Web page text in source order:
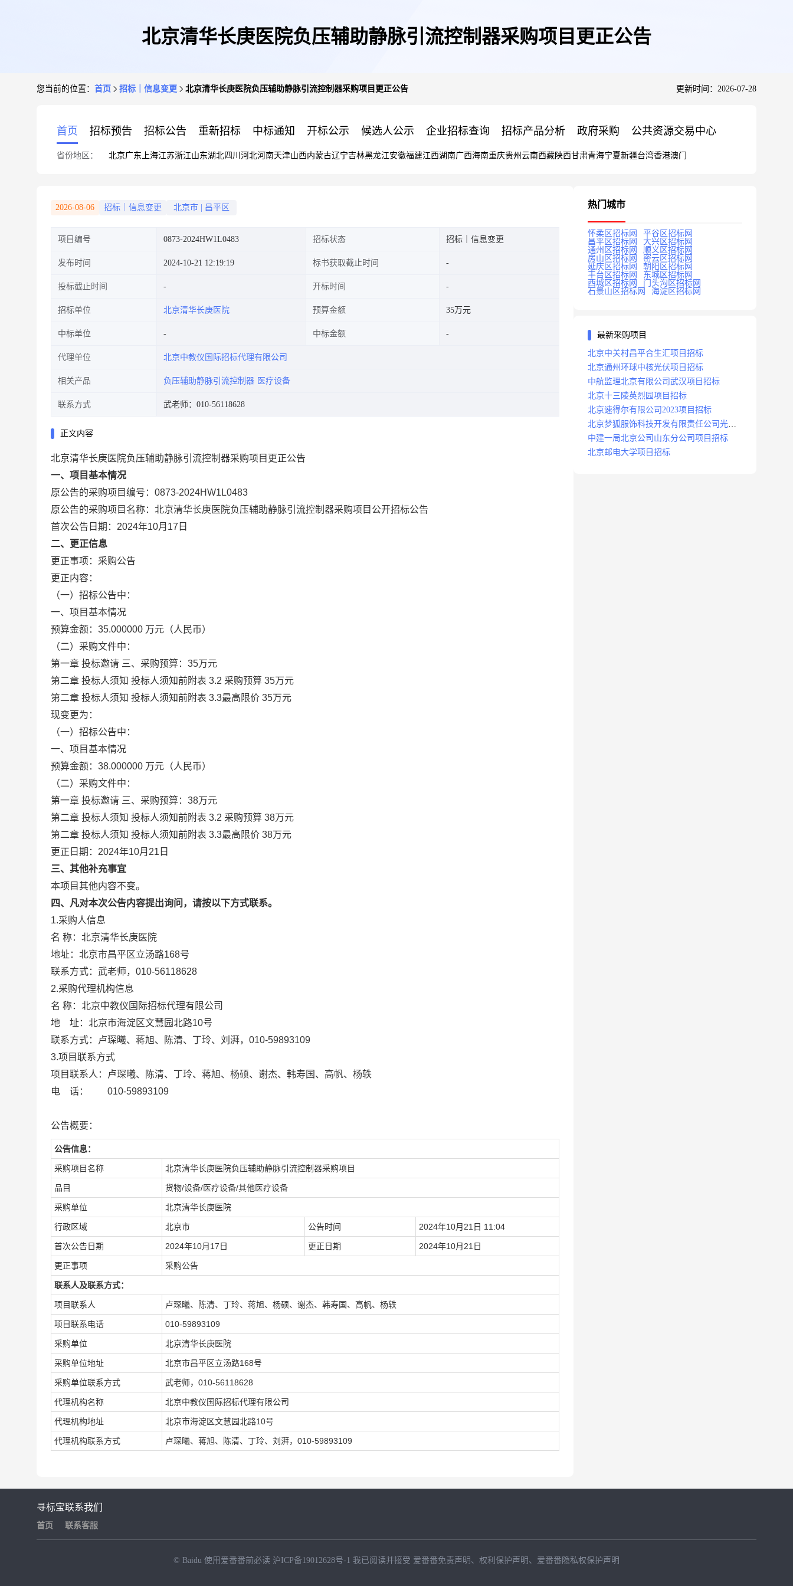
北京清华长庚医院负压辅助静脉引流控制器采购项目更正公告
您当前的位置： 首页 招标｜信息变更 北京清华长庚医院负压辅助静脉引流控制器采购项目更正公告 更新时间：2026-07-28
首页 招标预告 招标公告 重新招标 中标通知 开标公示 候选人公示 企业招标查询 招标产品分析 政府采购 公共资源交易中心
省份地区： 北京广东 上海江苏浙江山东湖北四川 河北河南天津山西内蒙古辽宁吉林黑龙江安徽福建江西湖南广西海南重庆贵州 云南西藏陕西甘肃青海宁夏新疆台湾香港澳门
2026-08-06 招标｜信息变更 北京市 昌平区
项目编号 0873-2024HW1L0483 招标状态 招标｜信息变更
发布时间 2024-10-21 12:19:19 标书获取截止时间
投标截止时间 开标时间
招标单位 北京清华长庚医院 预算金额 35万元
中标单位 中标金额
代理单位 北京中教仪国际招标代理有限公司
相关产品 负压辅助静脉引流控制器 医疗设备
联系方式 武老师：010-56118628
正文内容
北京清华长庚医院负压辅助静脉引流控制器采购项目更正公告
一、项目基本情况
原公告的采购项目编号：0873-2024HW1L0483
原公告的采购项目名称：北京清华长庚医院负压辅助静脉引流控制器采购项目公开招标公告
首次公告日期：2024年10月17日
二、更正信息
更正事项：采购公告
更正内容：
（一）招标公告中：
一、项目基本情况
预算金额：35.000000 万元（人民币）
（二）采购文件中：
第一章 投标邀请 三、采购预算：35万元
第二章 投标人须知 投标人须知前附表 3.2 采购预算 35万元
第二章 投标人须知 投标人须知前附表 3.3最高限价 35万元
现变更为：
（一）招标公告中：
一、项目基本情况
预算金额：38.000000 万元（人民币）
（二）采购文件中：
第一章 投标邀请 三、采购预算：38万元
第二章 投标人须知 投标人须知前附表 3.2 采购预算 38万元
第二章 投标人须知 投标人须知前附表 3.3最高限价 38万元
更正日期：2024年10月21日
三、其他补充事宜
本项目其他内容不变。
四、凡对本次公告内容提出询问，请按以下方式联系。
1.采购人信息
名 称：北京清华长庚医院
地址：北京市昌平区立汤路168号
联系方式：武老师，010-56118628
2.采购代理机构信息
名 称：北京中教仪国际招标代理有限公司
地 址：北京市海淀区文慧园北路10号
联系方式：卢琛曦、蒋旭、陈清、丁玲、刘湃，010-59893109
3.项目联系方式
项目联系人：卢琛曦、陈清、丁玲、蒋旭、杨硕、谢杰、韩寿国、高帆、杨轶
电 话： 010-59893109
公告概要：
公告信息：
采购项目名称 北京清华长庚医院负压辅助静脉引流控制器采购项目
品目 货物/设备/医疗设备/其他医疗设备
采购单位 北京清华长庚医院
行政区域 北京市 公告时间 2024年10月21日 11:04
首次公告日期 2024年10月17日 更正日期 2024年10月21日
更正事项 采购公告
联系人及联系方式：
项目联系人 卢琛曦、陈清、丁玲、蒋旭、杨硕、谢杰、韩寿国、高帆、杨轶
项目联系电话 010-59893109
采购单位 北京清华长庚医院
采购单位地址 北京市昌平区立汤路168号
采购单位联系方式 武老师，010-56118628
代理机构名称 北京中教仪国际招标代理有限公司
代理机构地址 北京市海淀区文慧园北路10号
代理机构联系方式 卢琛曦、蒋旭、陈清、丁玲、刘湃，010-59893109
热门城市
怀柔区招标网
平谷区招标网
昌平区招标网
大兴区招标网
通州区招标网
顺义区招标网
房山区招标网
密云区招标网
延庆区招标网
朝阳区招标网
丰台区招标网
东城区招标网
西城区招标网
门头沟区招标网
石景山区招标网
海淀区招标网
最新采购项目
北京中关村昌平合生汇项目招标
北京通州环球中核光伏项目招标
中航监理北京有限公司武汉项目招标
北京十三陵英烈园项目招标
北京速得尔有限公司2023项目招标
北京梦狐服饰科技开发有限责任公司光绿
能项目招标公告
中建一局北京公司山东分公司项目招标
北京邮电大学项目招标
寻标宝
首页
联系我们
联系客服
© Baidu 使用爱番番前必读 沪ICP备19012628号-1 我已阅读并接受 爱番番免责声明 、 权利保护声明 、 爱番番隐私权保护声明